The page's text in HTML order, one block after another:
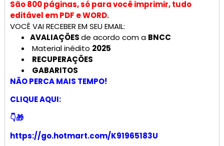
São 800 páginas, só para você imprimir, tudo
editável em PDF e WORD.
VOCÊ VAI RECEBER EM SEU EMAIL:
AVALIAÇÕESde acordo com a BNCC
Material inédito 2025
RECUPERAÇÕES
GABARITOS
NÃO PERCA MAIS TEMPO!
CLIQUE AQUI:
👇🎁
https://go.hotmart.com/K91965183U